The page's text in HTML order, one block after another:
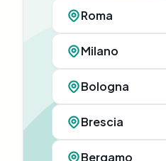
Roma
Milano
Bologna
Brescia
Bergamo